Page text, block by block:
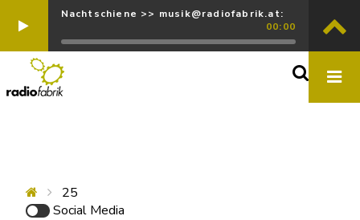
Nachtschiene >> musik@radiofabrik.at:
00:00
25
Social Media